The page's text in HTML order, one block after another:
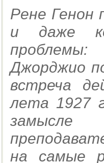
Рене Генон
и даже
Джорджио
встреча
лета 1927
на самые